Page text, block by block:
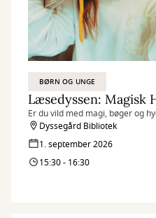
BØRN OG UNGE
Læsedyssen: Magisk
Er du vild med magi, bøger og
Dyssegård Bibliotek
1. september 2026
15:30 - 16:30